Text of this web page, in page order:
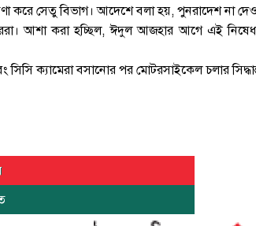
করে সেতু বিভাগ। আদেশে বলা হয়, পুনরাদেশ না
আশা করা হচ্ছিল, ঈদুল আজহার আগে এই
ক্যামেরা বসানোর পর মোটরসাইকেল চলার